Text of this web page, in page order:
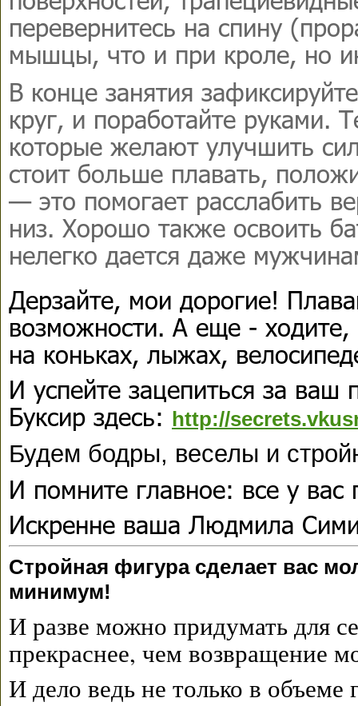
перевернитесь на спину
мышцы, что и при кроле, но
В конце занятия
круг, и поработайте руками.
которые желают улучшить
стоит больше плавать,
— это помогает расслабить
низ. Хорошо также освоить
нелегко дается даже
Дерзайте, мои дорогие!
возможности. А еще - ходите,
на коньках, лыжах,
И успейте зацепиться за ваш
Буксир здесь: http://
Будем бодры, веселы и
И помните главное: все у вас
Искренне ваша Людмила
Стройная фигура сделает вас
минимум!
И разве можно придумать для
прекраснее, чем возвращение
И дело ведь не только в объеме